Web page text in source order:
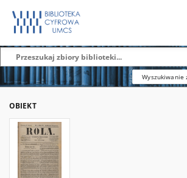
Wyszukiwanie
OBIEKT